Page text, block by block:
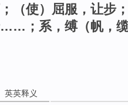
；（使）屈服，让步
；系，缚（帆，
英英释义